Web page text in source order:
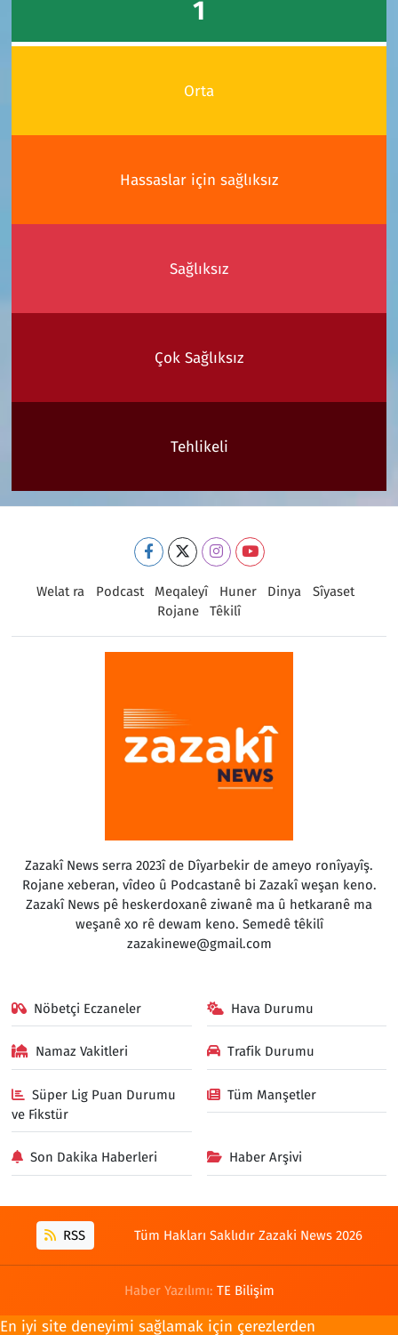
1
Orta
Hassaslar için sağlıksız
Sağlıksız
Çok Sağlıksız
Tehlikeli
Welat ra Podcast Meqaleyî Huner Dinya
Sîyaset
Rojane
Têkilî
Zazakî News serra 2023î de Dîyarbekir de ameyo ronîyayîş.
Rojane xeberan, vîdeo û Podcastanê bi Zazakî weşan keno.
Zazakî News pê heskerdoxanê ziwanê ma û hetkaranê ma
weşanê xo rê dewam keno. Semedê têkilî
zazakinewe@gmail.com
Nöbetçi Eczaneler Hava Durumu
Namaz Vakitleri Trafik Durumu
Süper Lig Puan Durumu
ve Fikstür
Tüm Manşetler
Son Dakika Haberleri Haber Arşivi
RSS Tüm Hakları Saklıdır Zazaki News 2026
Haber Yazılımı: TE Bilişim
En iyi site deneyimi sağlamak için çerezlerden